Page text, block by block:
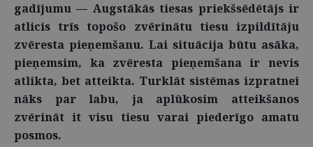
gadījumu — Augstākās tiesas priekšsēdētājs ir
atlicis trīs topošo zvērinātu tiesu izpildītāju
zvēresta pieņemšanu. Lai situācija būtu asāka,
pieņemsim, ka zvēresta pieņemšana ir nevis
atlikta, bet atteikta. Turklāt sistēmas izpratnei
nāks par labu, ja aplūkosim atteikšanos
zvērināt it visu tiesu varai piederīgo amatu
posmos.